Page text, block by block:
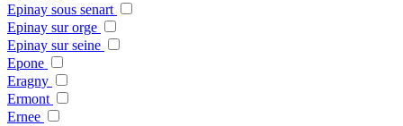
Epinay sous senart
Epinay sur orge
Epinay sur seine
Epone
Eragny
Ermont
Ernee